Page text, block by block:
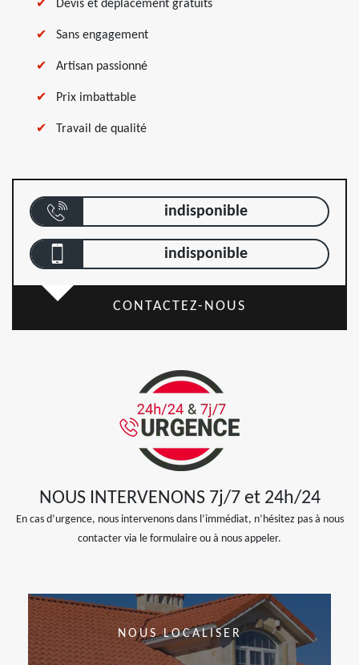
Devis et déplacement gratuits
Sans engagement
Artisan passionné
Prix imbattable
Travail de qualité
indisponible
indisponible
CONTACTEZ-NOUS
NOUS INTERVENONS 7j/7 et 24h/24
En cas d’urgence, nous intervenons dans l’immédiat, n’hésitez pas à nous
contacter via le formulaire ou à nous appeler.
NOUS LOCALISER